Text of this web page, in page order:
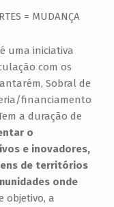
= MUDANÇA
uma iniciativa
com os
Sobral de
financiamento
a duração de
o
e inovadores,
de territórios
onde
objetivo, a